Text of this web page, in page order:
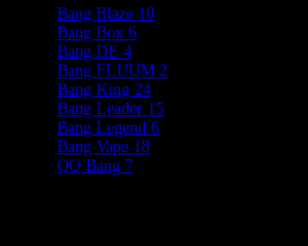
Bang Blaze 10
Bang Box 6
Bang DE 4
Bang FLUUM 2
Bang King 24
Bang Leader 15
Bang Legend 6
Bang Vape 18
QQ Bang 7